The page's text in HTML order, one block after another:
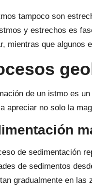
tampoco son
y estrechos es
mientras que algunos
de un istmo es
apreciar no solo la
de sedimentación
de sedimentos
gradualmente en